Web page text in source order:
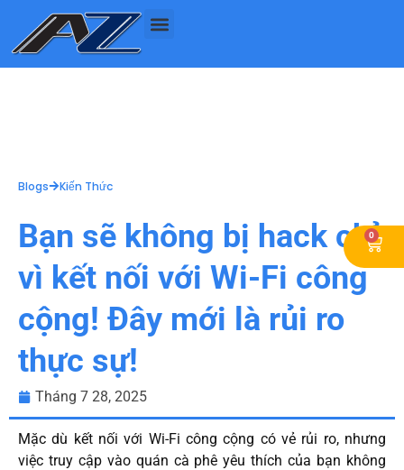
nội
Blogs Kiến Thức
Bạn sẽ không bị hack chỉ
vì kết nối với Wi-Fi công
cộng! Đây mới là rủi ro
thực sự!
Tháng 7 28, 2025
Mặc dù kết nối với Wi-Fi công cộng có vẻ rủi ro, nhưng
việc truy cập vào quán cà phê yêu thích của bạn không
0
Cart